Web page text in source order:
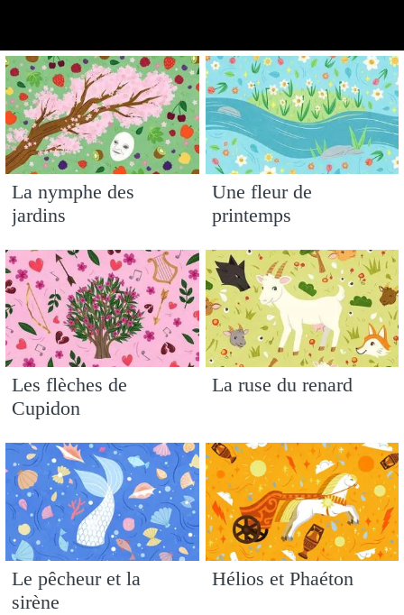
La nymphe des
jardins
Une fleur de
printemps
Les flèches de
Cupidon
La ruse du renard
Le pêcheur et la
sirène
Hélios et Phaéton